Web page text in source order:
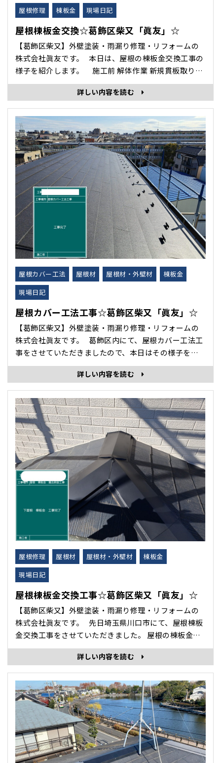
屋根修理 棟板金 現場日記
屋根棟板金交換☆葛飾区柴又「眞友」☆
【葛飾区柴又】外壁塗装・雨漏り修理・リフォームの
株式会社眞友です。 本日は、屋根の棟板金交換工事の
様子を紹介します。 施工前 解体作業 新規貫板取り付
け 新規棟板金取り付け 施工後 本日は、屋根棟板金交
詳しい内容を読む
屋根カバー工法 屋根材 屋根材・外壁材
棟板金
現場日記
屋根カバー工法工事☆葛飾区柴又「眞友」☆
【葛飾区柴又】外壁塗装・雨漏り修理・リフォームの
株式会社眞友です。 葛飾区内にて、屋根カバー工法工
事をさせていただきましたので、本日はその様子を紹
介させていただきます。 屋根カバー工法とは？ 既存の
屋根に、新しい屋根材を重ねて施工する工事で、重ね
葺き工事ともいわれています。 屋根工事 カバー工法
･･･
詳しい内容を読む
屋根修理 屋根材 屋根材・外壁材
棟板金
現場日記
屋根棟板金交換工事☆葛飾区柴又「眞友」☆
【葛飾区柴又】外壁塗装・雨漏り修理・リフォームの
株式会社眞友です。 先日埼玉県川口市にて、屋根棟板
金交換工事をさせていただきました。 屋根の棟板金
は、屋根の頂点にある板金です。 本日は、その様子を
紹介させていただきます。 下屋根板金交換工事 既存
棟・貫板の撤去、及び新規樹脂貫板・棟板金の取･･･
詳しい内容を読む